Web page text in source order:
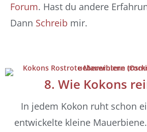
Forum. Hast du andere
Dann Schreib mir.
8. Wie Kokons
In jedem Kokon ruht schon
entwickelte kleine